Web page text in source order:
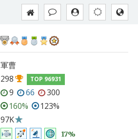
軍曹
298 TOP 96931
9 66
300
160%
123%
97K
17%